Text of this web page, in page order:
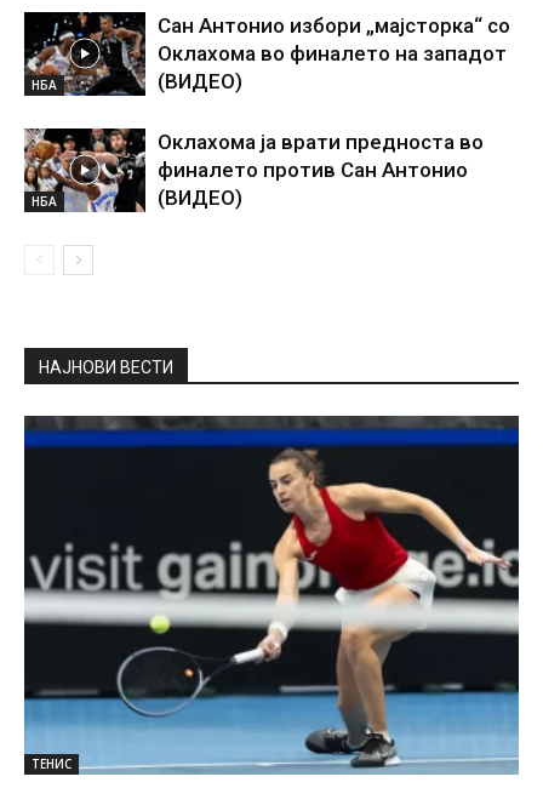
НБА
Сан Антонио избори „мајсторка“ со
Оклахома во финалето на западот
(ВИДЕО)
НБА
Оклахома ја врати предноста во
финалето против Сан Антонио
(ВИДЕО)
НАЈНОВИ ВЕСТИ
ТЕНИС